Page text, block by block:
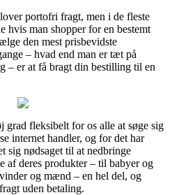
portofri fragt, men i de fleste
man shopper for en bestemt
den mest prisbevidste
– hvad end man er tæt på
– er at få bragt din bestilling til en
fleksibelt for os alle at søge sig
internet handler, og for det har
sig nødsaget til at nedbringe
af deres produkter – til babyer og
og mænd – en hel del, og
uden betaling.